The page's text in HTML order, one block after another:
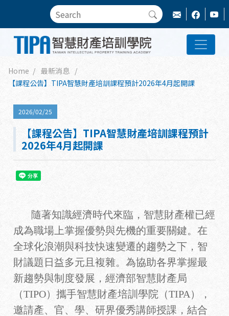
Home
最新消息
【課程公告】TIPA智慧財產培訓課程預計2026年4月起開課
2026/02/25
【課程公告】TIPA智慧財產培訓課程預計
2026年4月起開課
隨著知識經濟時代來臨，智慧財產權已經
成為職場上掌握優勢與先機的重要關鍵。在
全球化浪潮與科技快速變遷的趨勢之下，智
財議題日益多元且複雜。 為協助各界掌握最
新趨勢與制度發展，經濟部智慧財產局
（TIPO）攜手智慧財產培訓學院（TIPA），
邀請產、官、學、研界優秀講師授課，結合